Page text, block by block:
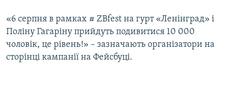
УКРАЇНСЬКА ПРОБЛЕМА КРИМУ
ІНФОГРАФІКА
ДОЛУЧАЙСЯ!
«6 серпня в рамках # ZBfest на гурт «Ленінград» і
Поліну Гагаріну прийдуть подивитися 10 000
чоловік, це рівень!» – зазначають організатори на
сторінці кампанії на Фейсбуці.